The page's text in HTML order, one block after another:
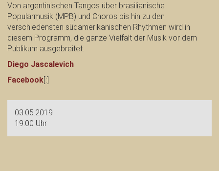
Von argentinischen Tangos über brasilianische
Popularmusik (MPB) und Choros bis hin zu den
verschiedensten südamerikanischen Rhythmen wird in
diesem Programm, die ganze Vielfalt der Musik vor dem
Publikum ausgebreitet.
Diego Jascalevich
Facebook[:]
03.05.2019
19:00 Uhr